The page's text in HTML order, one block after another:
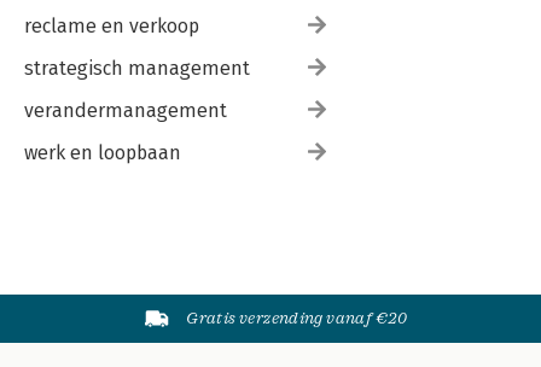
reclame en verkoop
strategisch management
verandermanagement
werk en loopbaan
Gratis verzending vanaf €20